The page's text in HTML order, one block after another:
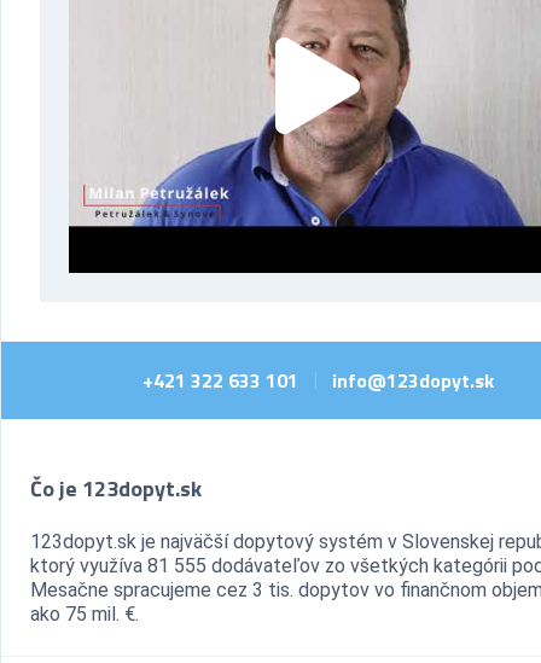
+421 322 633 101 info@123dopyt.sk
Čo je 123dopyt.sk
123dopyt.sk je najväčší dopytový systém v Slovenskej
ktorý využíva 81 555 dodávateľov zo všetkých kategórii
Mesačne spracujeme cez 3 tis. dopytov vo finančnom
ako 75 mil. €.